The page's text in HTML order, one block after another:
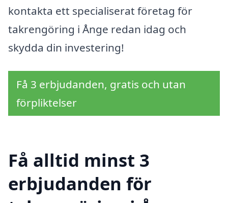
kontakta ett specialiserat företag för
takrengöring i Ånge redan idag och
skydda din investering!
Få 3 erbjudanden, gratis och utan
förpliktelser
Få alltid minst 3
erbjudanden för